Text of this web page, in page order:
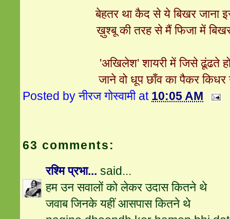
बेहतर था कैद से ये बिखर जाना
ख़ुश्बू की तरह से मैं फिजा में
'अखिलेश' शायरी में जिसे ढूंढते
जाने वो धूप छाँव का पैकर किधर
Posted byनीरज गोस्वामी at 10:05 AM
63 comments:
रश्मि प्रभा... said...
हम उन सवालों को लेकर उदास कितने थे
जवाब जिनके यहीं आसपास कितने थे